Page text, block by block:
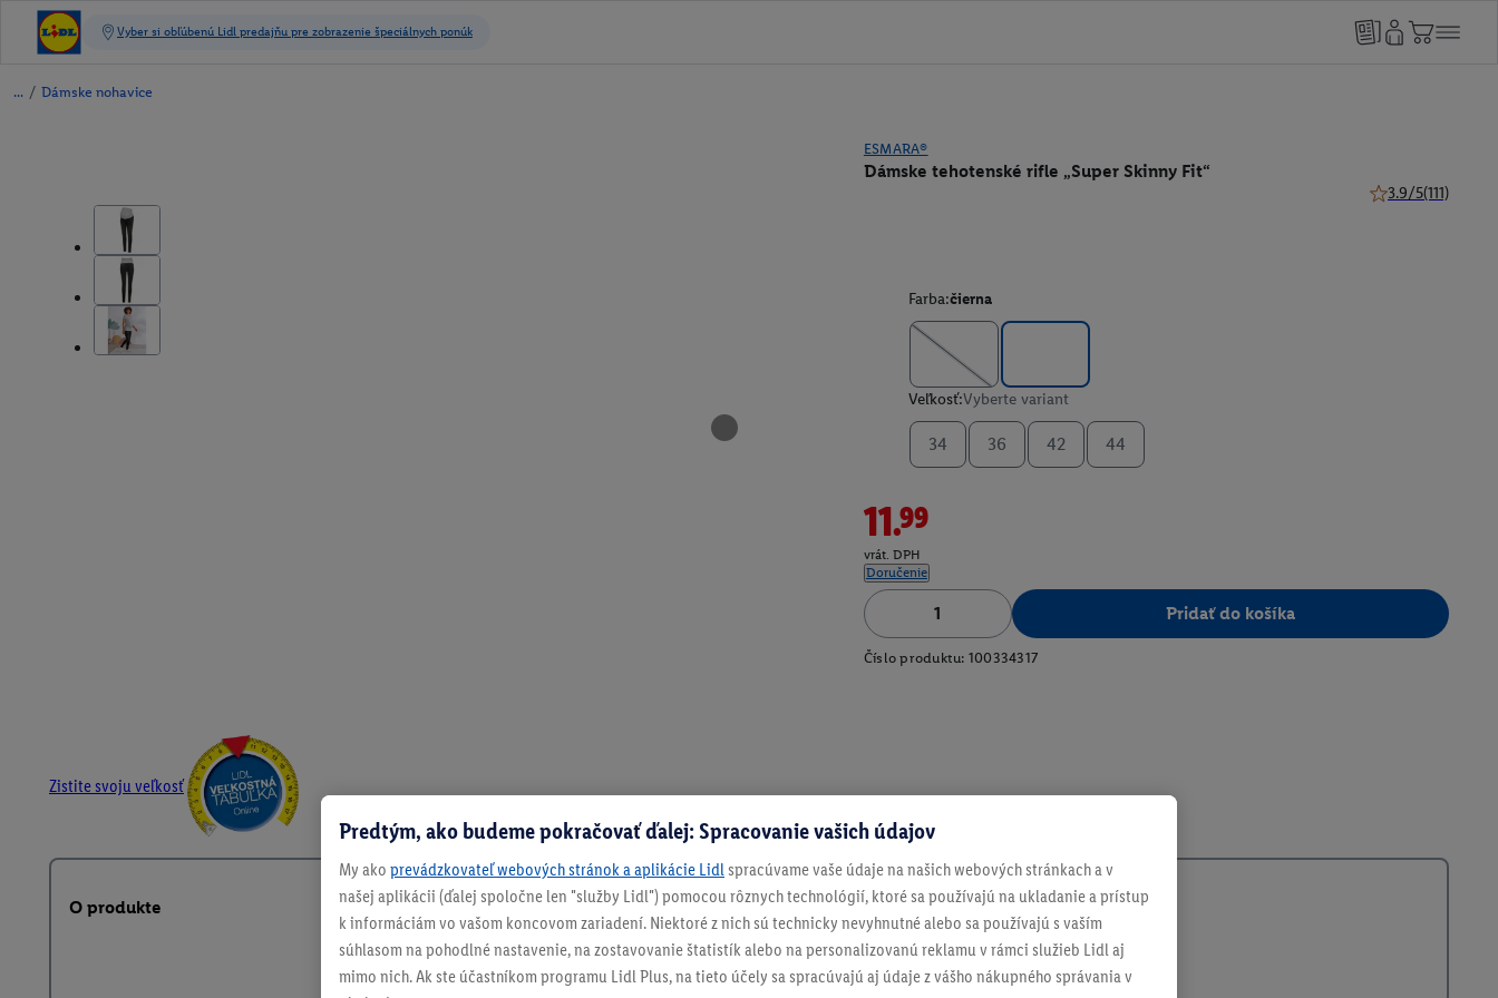
/ Dámske nohavice
ESMARA®
Dámske tehotenské rifle „Super Skinny Fit“
3.9/5(111)
Farba:čierna
Veľkosť:Vyberte variant
34 36 42 44
11.99
vrát. DPH
Doručenie
Pridať do košíka
Číslo produktu: 100334317
Zistite svoju veľkosť
O produkte
Predtým, ako budeme pokračovať ďalej: Spracovanie vašich údajov
My ako prevádzkovateľ webových stránok a aplikácie Lidl spracúvame vaše údaje na našich webových stránkach a v
našej aplikácii (ďalej spoločne len "služby Lidl") pomocou rôznych technológií, ktoré sa používajú na ukladanie a prístup
k informáciám vo vašom koncovom zariadení. Niektoré z nich sú technicky nevyhnutné alebo sa používajú s vaším
súhlasom na pohodlné nastavenie, na zostavovanie štatistík alebo na personalizovanú reklamu v rámci služieb Lidl aj
mimo nich. Ak ste účastníkom programu Lidl Plus, na tieto účely sa spracúvajú aj údaje z vášho nákupného správania v